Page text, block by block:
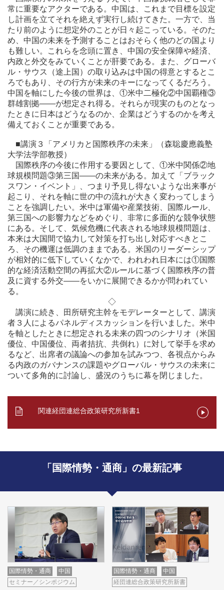
常に重要なアクターである。中国は、これまで目標を設定
し計画を立てそれを絶えず実行し続けてきた。一方で、当
たり前のように想定外のことが日々起こっている。そのた
め、中国の未来を予測することはおそらく他のどの国より
も難しい。これらを念頭に置き、中国の安全保障や経済、
内政と外交をみていくことが肝要である。また、グローバ
ル・サウス（途上国）の取り込みは中国の得意とするとこ
ろでもあり、その行方が未来のキーになってくるだろう。
中国を軸にした今後の世界は、①米中二極化②中国覇権③
群雄割拠――が想定され得る。それらが現実のものとなっ
たときに日本はどうなるのか、企業はどうするのかを考え
備えておくことが重要である。
■講演３「アメリカと国際秩序の未来」（森聡慶應義塾
大学法学部教授）
国際秩序の今後に作用する要因として、①米中関係②地
球規模問題③第三国――の未来がある。加えて「ブラック
スワン・イベント」、つまり予見し得ないような出来事が
起こり、それを軸に世の中の流れが大きく変わってしまう
ことを強調したい。米中は軍備や産業技術、国際ルール、
第三国への影響力などをめぐり、非常に多面的な競争状態
にある。そして、気候危機に代表される地球規模問題は、
本来は大国間で協力して対策を打ち出し対応すべきとこ
ろ、その機運は低調のままである。米国のリーダーシップ
が相対的に低下していくなかで、われわれ日本には①国際
的な経済活動空間の再拡大②ルールに基づく国際秩序の普
及に資する外交――をいかに展開できるかが問われてい
る。
◇
講演に続き、田所研究主幹をモデレーターとして、講演
者３人によるパネルディスカッションを行いました。米中
を軸としたときに想定される未来の四つのシナリオ（米国
優位、中国優位、両者拮抗、共倒れ）に対して挙手を求め
るなど、出席者の議論への参加を試みつつ、各視点からみ
る内政のガバナンスの課題やグローバル・サウスの未来に
ついて多角的に討論し、盛況のうちに幕を閉じました。
関連経団連総合政策研究所新書1
「国際情勢・通商」の最新記事
国際情勢・通商
中国
セミナー／シンポジウム
国際情勢・通商
中国
経団連総合政策研究所新書